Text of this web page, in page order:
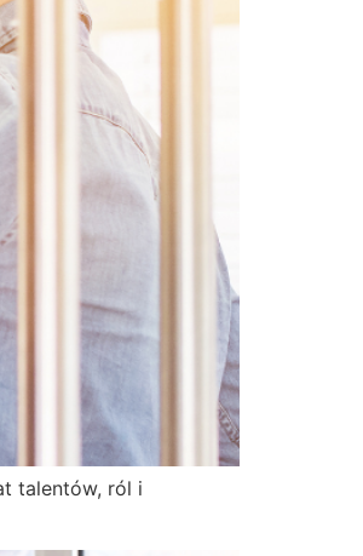
talentów, ról i